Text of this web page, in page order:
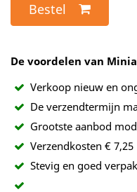
Bestel
De voordelen van
Verkoop nieuw en
De verzendtermijn
Grootste aanbod
Verzendkosten € 7,25
Stevig en goed